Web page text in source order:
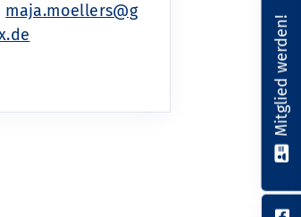
maja.moellers@g
Mitglied werden!